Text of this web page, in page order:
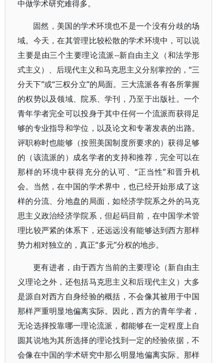
中做学术研究难得多。
固然，美国的学术环境也不是一个没有分歧的场
域。今天，在其管理比较松散的学术环境中，可以说
主要是由三个主要理论流派--新自由主义（和法学形
式主义）、后现代主义和马克思主义分别掌控的，“三
分天下”或“三权分立”的局面。三大流派各有各所掌握
的权势以及领域、院系、学刊，乃至于出版社。一个
青年学者完全可以投身于其中任何一个流派而获得足
够的专业指导和学位，以及论文和专著发表的出路。
评职称时也能够（按照美国制度所要求的）获得足够
的（该流派的）成名学者的支持和推荐，完全可以在
那样的环境中获得充分的认可、“正当性”和晋升机
会。当然，在中国的学术界中，也已经开始形成了这
样的分流、分地盘的局面，如经济学院系之外的马克
思主义政治经济学院系，但起码目前，在中国学术管
理比较严紧的体系下，还远远没有能够达到西方那样
势力相对独立的，真正“多元”分权的地步。
更有进者，由于西方当前的主要理论（新自由主
义理论之外，还包括马克思主义和后现代主义）大多
是源自对西方自身经验的概括，不会像其被用于中国
那样严重明显地偏离实际。因此，西方的青年学者，
无论选择投靠哪一理论流派，都能够在一定程度上自
圆其说地为其所选择的理论找到一定的经验依据，不
会像在中国的学术研究中那么明显地偏离实际。那样